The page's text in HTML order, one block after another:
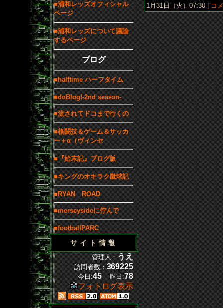
■浦和レッズオフィシャル
ページ
■浦和レッズについて議論
するページ
ブログ
■halftime ハーフタイム
■doBlog!-2nd season-
■流されてドコまで行くの
■格闘技＆ゲーム＆サッカ
ー＋α（ヴィンセ
■『始末記』ブログ版
■キングのオキラク蹴球記
■RYAN ROAD
■merseysideに佇んで
■footballPARC
サイト情報
管理人：うえ
訪問者数：369225
今日:45 昨日:78
フォトログ表示
1月31日（火）07:30 | コ